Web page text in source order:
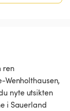
ren
Wenholthausen,
nyte utsikten
i Sauerland